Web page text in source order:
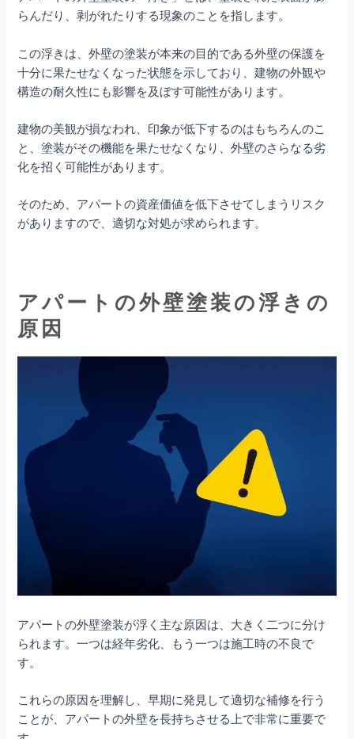
らんだり、剥がれたりする現象のことを指します。
この浮きは、外壁の塗装が本来の目的である外壁の保護を
十分に果たせなくなった状態を示しており、建物の外観や
構造の耐久性にも影響を及ぼす可能性があります。
建物の美観が損なわれ、印象が低下するのはもちろんのこ
と、塗装がその機能を果たせなくなり、外壁のさらなる劣
化を招く可能性があります。
そのため、アパートの資産価値を低下させてしまうリスク
がありますので、適切な対処が求められます。
アパートの外壁塗装の浮きの
原因
アパートの外壁塗装が浮く主な原因は、大きく二つに分け
られます。一つは経年劣化、もう一つは施工時の不良で
す。
これらの原因を理解し、早期に発見して適切な補修を行う
ことが、アパートの外壁を長持ちさせる上で非常に重要で